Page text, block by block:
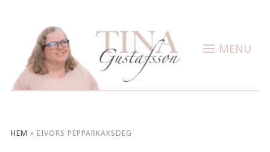
MENU
HEM » EIVORS PEPPARKAKSDEG